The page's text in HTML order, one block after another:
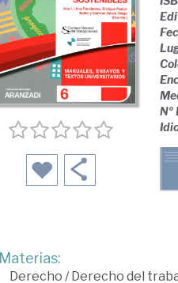
Nº
Materias:
Derecho /Derecho del